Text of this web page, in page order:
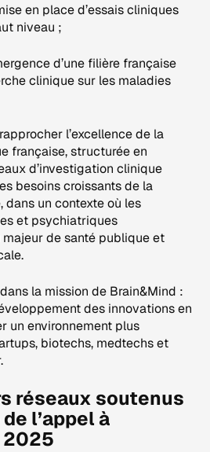
place d’essais cliniques
niveau ;
d’une filière française
clinique sur les maladies
l’excellence de la
française, structurée en
d’investigation clinique
besoins croissants de la
dans un contexte où les
et psychiatriques
majeur de santé publique et
la mission de Brain&Mind :
des innovations en
un environnement plus
biotechs, medtechs et
réseaux soutenus
l’appel à
2025